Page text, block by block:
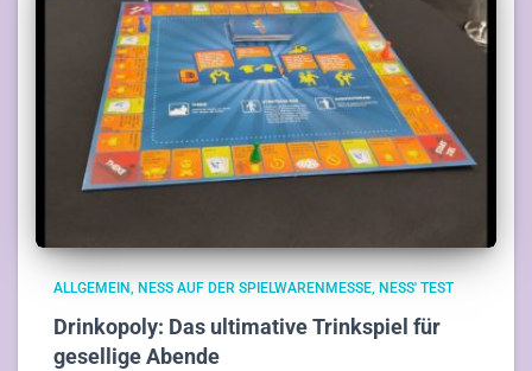
ALLGEMEIN NESS AUF DER SPIELWARENMESSE NESS' TEST
Drinkopoly: Das ultimative Trinkspiel für
gesellige Abende